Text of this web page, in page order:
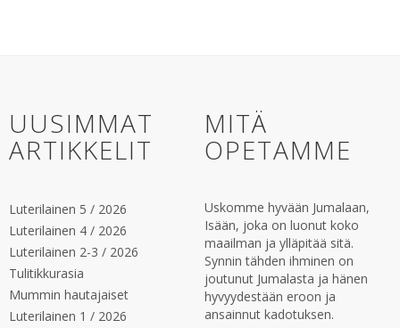
UUSIMMAT
ARTIKKELIT
Luterilainen 5 / 2026
Luterilainen 4 / 2026
Luterilainen 2-3 / 2026
Tulitikkurasia
Mummin hautajaiset
Luterilainen 1 / 2026
MITÄ
OPETAMME
Uskomme hyvään Jumalaan,
Isään, joka on luonut koko
maailman ja ylläpitää sitä.
Synnin tähden ihminen on
joutunut Jumalasta ja hänen
hyvyydestään eroon ja
ansainnut kadotuksen.